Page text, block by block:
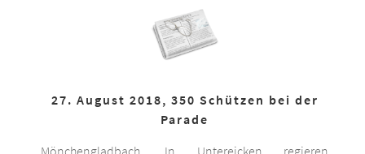
27. August 2018, 350 Schützen bei der
Parade
Mönchengladbach. In Untereicken regieren